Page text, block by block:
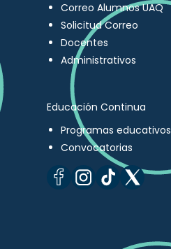
Correo Alumnos UAQ
Solicitud Correo
Docentes
Administrativos
Educación Continua
Programas educativos
Convocatorias